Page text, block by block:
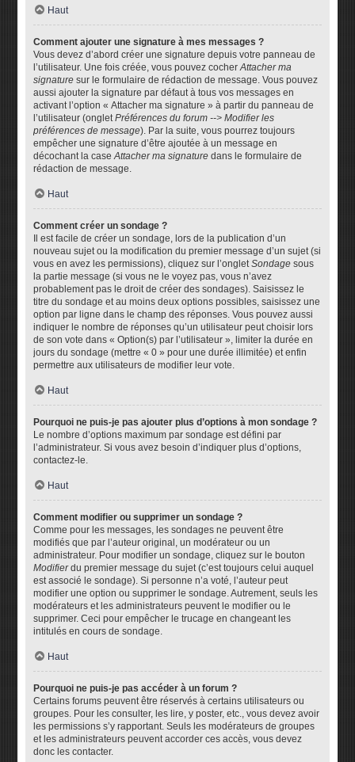
Haut
Comment ajouter une signature à mes messages ?
Vous devez d’abord créer une signature depuis votre panneau de
l’utilisateur. Une fois créée, vous pouvez cocherAttacher ma
signature sur le formulaire de rédaction de message. Vous pouvez
aussi ajouter la signature par défaut à tous vos messages en
activant l’option « Attacher ma signature » à partir du panneau de
l’utilisateur (ongletPréférences du forum --> Modifier les
préférences de message). Par la suite, vous pourrez toujours
empêcher une signature d’être ajoutée à un message en
décochant la caseAttacher ma signature dans le formulaire de
rédaction de message.
Haut
Comment créer un sondage ?
Il est facile de créer un sondage, lors de la publication d’un
nouveau sujet ou la modification du premier message d’un sujet (si
vous en avez les permissions), cliquez sur l’ongletSondage sous
la partie message (si vous ne le voyez pas, vous n’avez
probablement pas le droit de créer des sondages). Saisissez le
titre du sondage et au moins deux options possibles, saisissez une
option par ligne dans le champ des réponses. Vous pouvez aussi
indiquer le nombre de réponses qu’un utilisateur peut choisir lors
de son vote dans « Option(s) par l’utilisateur », limiter la durée en
jours du sondage (mettre « 0 » pour une durée illimitée) et enfin
permettre aux utilisateurs de modifier leur vote.
Haut
Pourquoi ne puis-je pas ajouter plus d’options à mon sondage ?
Le nombre d’options maximum par sondage est défini par
l’administrateur. Si vous avez besoin d’indiquer plus d’options,
contactez-le.
Haut
Comment modifier ou supprimer un sondage ?
Comme pour les messages, les sondages ne peuvent être
modifiés que par l’auteur original, un modérateur ou un
administrateur. Pour modifier un sondage, cliquez sur le bouton
Modifierdu premier message du sujet (c’est toujours celui auquel
est associé le sondage). Si personne n’a voté, l’auteur peut
modifier une option ou supprimer le sondage. Autrement, seuls les
modérateurs et les administrateurs peuvent le modifier ou le
supprimer. Ceci pour empêcher le trucage en changeant les
intitulés en cours de sondage.
Haut
Pourquoi ne puis-je pas accéder à un forum ?
Certains forums peuvent être réservés à certains utilisateurs ou
groupes. Pour les consulter, les lire, y poster, etc., vous devez avoir
les permissions s’y rapportant. Seuls les modérateurs de groupes
et les administrateurs peuvent accorder ces accès, vous devez
donc les contacter.